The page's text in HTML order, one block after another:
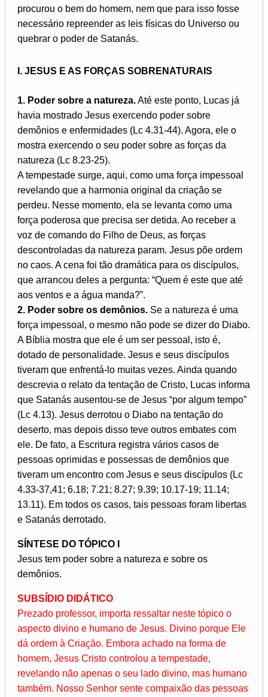
procurou o bem do homem, nem que para isso fosse
necessário repreender as leis físicas do Universo ou
quebrar o poder de Satanás.
I. JESUS E AS FORÇAS SOBRENATURAIS
1. Poder sobre a natureza.Até este ponto, Lucas já
havia mostrado Jesus exercendo poder sobre
demônios e enfermidades (Lc 4.31-44). Agora, ele o
mostra exercendo o seu poder sobre as forças da
natureza (Lc 8.23-25).
A tempestade surge, aqui, como uma força impessoal
revelando que a harmonia original da criação se
perdeu. Nesse momento, ela se levanta como uma
força poderosa que precisa ser detida. Ao receber a
voz de comando do Filho de Deus, as forças
descontroladas da natureza param. Jesus põe ordem
no caos. A cena foi tão dramática para os discípulos,
que arrancou deles a pergunta: “Quem é este que até
aos ventos e a água manda?”.
2. Poder sobre os demônios. Se a natureza é uma
força impessoal, o mesmo não pode se dizer do Diabo.
A Bíblia mostra que ele é um ser pessoal, isto é,
dotado de personalidade. Jesus e seus discípulos
tiveram que enfrentá-lo muitas vezes. Ainda quando
descrevia o relato da tentação de Cristo, Lucas informa
que Satanás ausentou-se de Jesus “por algum tempo”
(Lc 4.13). Jesus derrotou o Diabo na tentação do
deserto, mas depois disso teve outros embates com
ele. De fato, a Escritura registra vários casos de
pessoas oprimidas e possessas de demônios que
tiveram um encontro com Jesus e seus discípulos (Lc
4.33-37,41; 6.18; 7.21; 8.27; 9.39; 10.17-19; 11.14;
13.11). Em todos os casos, tais pessoas foram libertas
e Satanás derrotado.
SÍNTESE DO TÓPICO I
Jesus tem poder sobre a natureza e sobre os
demônios.
SUBSÍDIO DIDÁTICO
Prezado professor, importa ressaltar neste tópico o
aspecto divino e humano de Jesus. Divino porque Ele
dá ordem à Criação. Embora achado na forma de
homem, Jesus Cristo controlou a tempestade,
revelando não apenas o seu lado divino, mas humano
também. Nosso Senhor sente compaixão das pessoas